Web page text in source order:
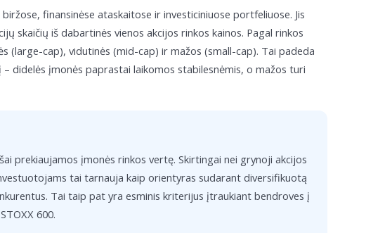
finansinėse ataskaitose ir investiciniuose portfeliuose. Jis
skaičių iš dabartinės vienos akcijos rinkos kainos. Pagal rinkos
(large-cap), vidutinės (mid-cap) ir mažos (small-cap). Tai padeda
didelės įmonės paprastai laikomos stabilesnėmis, o mažos turi
prekiaujamos įmonės rinkos vertę. Skirtingai nei grynoji akcijos
tai tarnauja kaip orientyras sudarant diversifikuotą
Tai taip pat yra esminis kriterijus įtraukiant bendroves į
600.